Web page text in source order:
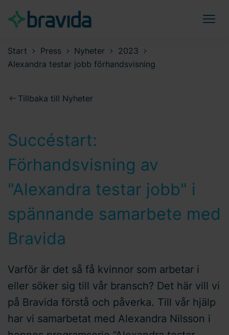
Start Press Nyheter
2023
Alexandra testar jobb förhandsvisning
Tillbaka till Nyheter
Succéstart:
Förhandsvisning av
"Alexandra testar jobb" i
spännande samarbete med
Bravida
Varför är det så få kvinnor som arbetar i
eller söker sig till vår bransch? Det här vill vi
på Bravida förstå och påverka. Till vår hjälp
har vi samarbetat med Alexandra Nilsson i